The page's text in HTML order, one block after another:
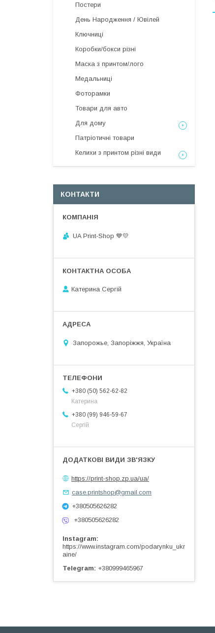
Постери
День Народження / Ювілей
Ключниці
Коробки/бокси різні
Маска з принтом/лого
Медальниці
Фоторамки
Товари для авто
Для дому
Патріотичні товари
Келихи з принтом різні види
КОНТАКТИ
UA Print-Shop ​💙💛
Катерина Сергій
Запорожье, Запоріжжя, Україна
+380 (50) 562-62-82
Катерина
+380 (99) 946-59-67
Сергій
https://print-shop.zp.ua/ua/
case.printshop@gmail.com
+380505626282
+380505626282
Instagram
https://www.instagram.com/podarynku_ukr
aine/
Telegram
+380999465967